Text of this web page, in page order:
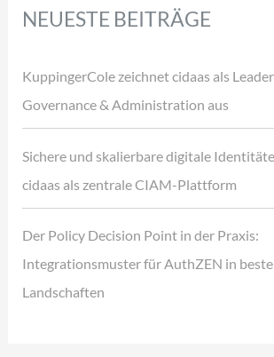
NEUESTE BEITRÄGE
KuppingerCole zeichnet cidaas als
Governance & Administration aus
Sichere und skalierbare digitale
cidaas als zentrale CIAM-Plattform
Der Policy Decision Point in der Praxis:
Integrationsmuster für AuthZEN in
Landschaften